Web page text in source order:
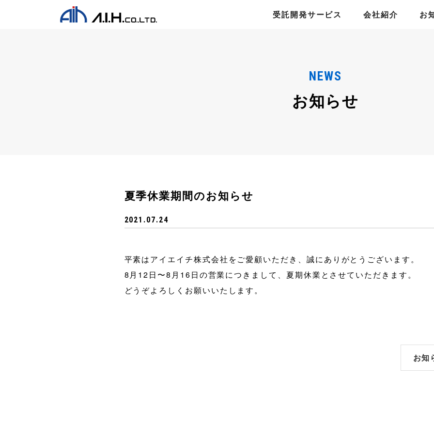
受託開発サービス 会社紹介 お
NEWS
お知らせ
夏季休業期間のお知らせ
2021.07.24
平素はアイエイチ株式会社をご愛顧いただき、誠にありがとうございます。
8月12日〜8月16日の営業につきまして、夏期休業とさせていただきます。
どうぞよろしくお願いいたします。
お知